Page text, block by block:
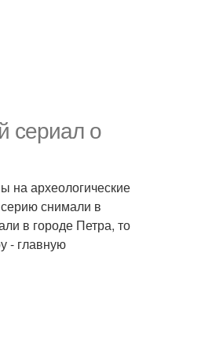
сериал о
на археологические
снимали в
в городе Петра, то
- главную